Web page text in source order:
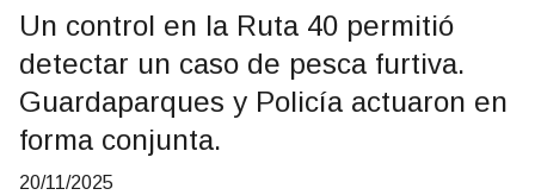
Un control en la Ruta 40 permitió
detectar un caso de pesca furtiva.
Guardaparques y Policía actuaron en
forma conjunta.
20/11/2025